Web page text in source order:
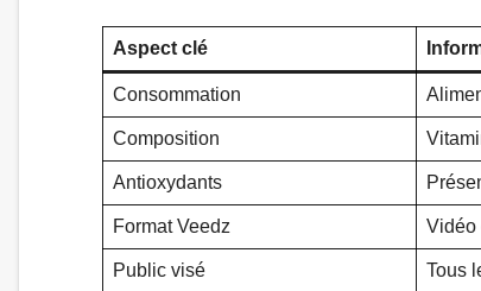
Aspect clé
Consommation
Composition
Antioxydants
Format Veedz Vidéo
Public visé Tous